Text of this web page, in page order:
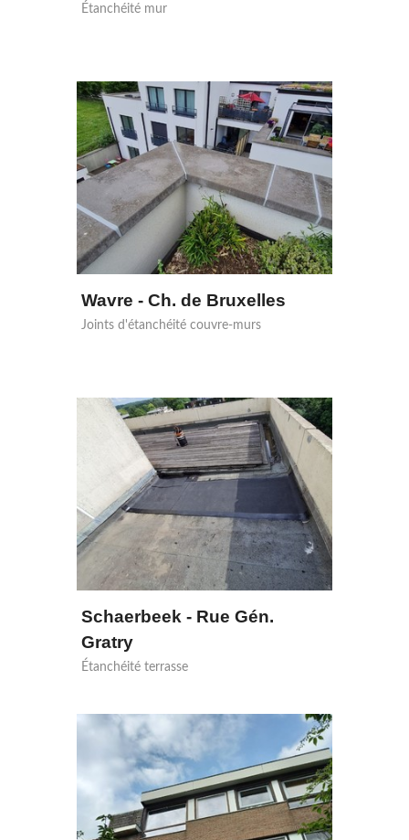
Étanchéité mur
Wavre - Ch. de Bruxelles
Joints d'étanchéité couvre-murs
Schaerbeek - Rue Gén.
Gratry
Étanchéité terrasse